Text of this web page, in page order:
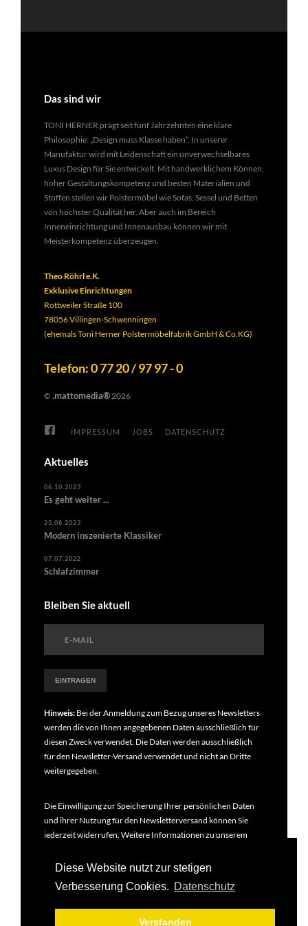
Diese Website nutzt zur stetigen
Verbesserung Cookies. Datenschutz
Verstanden
Das sind wir
TONI HERNER prägt seit fünf Jahrzehnten eine klare
Philosophie: „Design muss Klasse haben”. In unserer
Manufaktur wird mit Leidenschaft ein unverwechselbares
Luxus Design für Sie entwickelt. Mit handwerklichem Können,
hoher Gestaltungskompetenz und besten Materialien und
Stoffen stellen wir Polstermöbel wie Sofas, Sessel und Betten
von höchster Qualität her. Aber auch im Bereich
Inneneinrichtung und Innenausbau können wir mit
Meisterkompetenz überzeugen.
Theo Röhrl e.K.
Exklusive Einrichtungen
Rottweiler Straße 100
78056 Villingen-Schwenningen
(ehemals Toni Herner Polstermöbelfabrik GmbH & Co.KG)
Telefon: 0 77 20 / 97 97 - 0
© .mattomedia® 2026
IMPRESSUM JOBS DATENSCHUTZ
Aktuelles
06.10.2023
Es geht weiter ...
25.08.2023
Modern inszenierte Klassiker
07.07.2022
Schlafzimmer
Bleiben Sie aktuell
Hinweis: Bei der Anmeldung zum Bezug unseres Newsletters
werden die von Ihnen angegebenen Daten ausschließlich für
diesen Zweck verwendet. Die Daten werden ausschließlich
für den Newsletter-Versand verwendet und nicht an Dritte
weitergegeben.
Die Einwilligung zur Speicherung Ihrer persönlichen Daten
und ihrer Nutzung für den Newsletterversand können Sie
jederzeit widerrufen. Weitere Informationen zu unserem
Datenschutzbestimmungen